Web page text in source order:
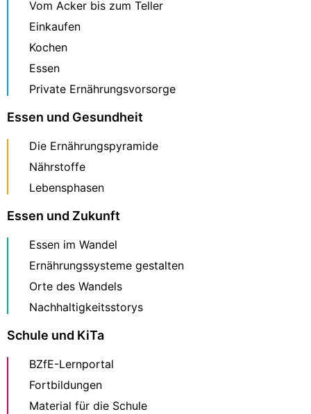
Vom Acker bis zum Teller
Einkaufen
Kochen
Essen
Private Ernährungsvorsorge
Essen und Gesundheit
Die Ernährungspyramide
Nährstoffe
Lebensphasen
Essen und Zukunft
Essen im Wandel
Ernährungssysteme gestalten
Orte des Wandels
Nachhaltigkeitsstorys
Schule und KiTa
BZfE-Lernportal
Fortbildungen
Material für die Schule